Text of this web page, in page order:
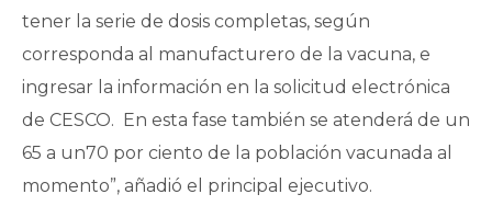
tener la serie de dosis completas, según
corresponda al manufacturero de la vacuna, e
ingresar la información en la solicitud electrónica
de CESCO. En esta fase también se atenderá de un
65 a un70 por ciento de la población vacunada al
momento”, añadió el principal ejecutivo.